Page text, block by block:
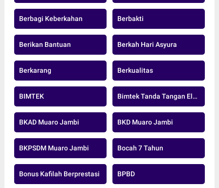
Berbagi Keberkahan Berbakti
Berikan Bantuan Berkah Hari Asyura
Berkarang Berkualitas
BIMTEK Bimtek Tanda Tangan Elektronik
BKAD Muaro Jambi BKD Muaro Jambi
BKPSDM Muaro Jambi Bocah 7 Tahun
Bonus Kafilah Berprestasi BPBD